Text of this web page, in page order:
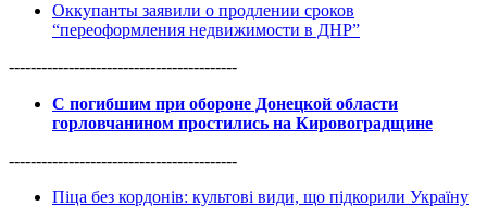
Оккупанты заявили о продлении сроков
“переоформления недвижимости в ДНР”
------------------------------------------
С погибшим при обороне Донецкой области
горловчанином простились на Кировоградщине
------------------------------------------
Піца без кордонів: культові види, що підкорили Україну